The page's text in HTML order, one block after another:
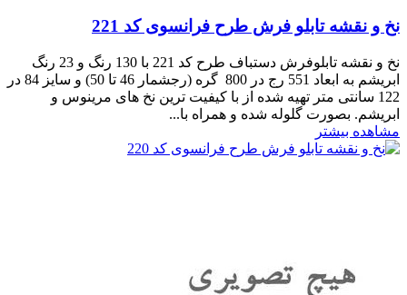
نخ و نقشه تابلو فرش طرح فرانسوی کد 221
نخ و نقشه تابلوفرش دستباف طرح کد 221 با 130 رنگ و 23 رنگ
ابریشم به ابعاد 551 رج در 800 گره (رجشمار 46 تا 50) و سایز 84 در
122 سانتی متر تهیه شده از با کیفیت ترین نخ های مرینوس و
ابریشم. بصورت گلوله شده و همراه با...
مشاهده بیشتر